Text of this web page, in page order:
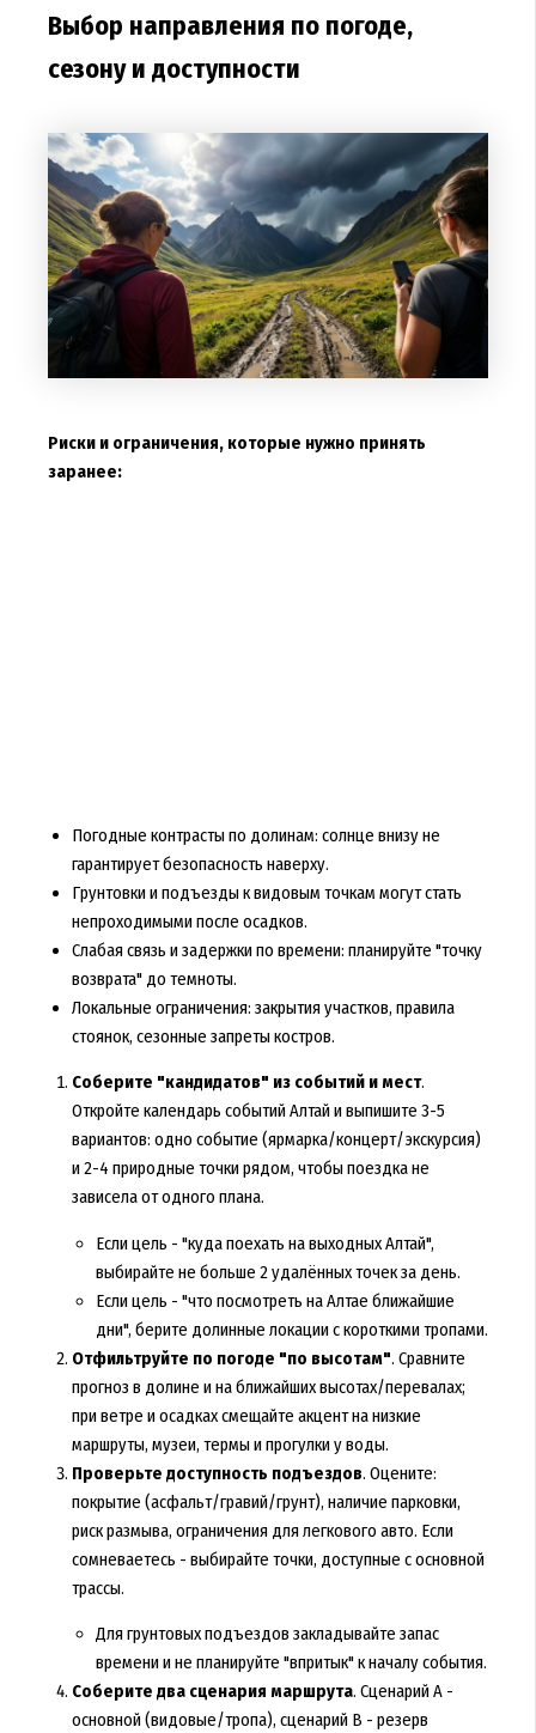
Выбор направления по погоде,
сезону и доступности
Риски и ограничения, которые нужно принять
заранее:
Погодные контрасты по долинам: солнце внизу не
гарантирует безопасность наверху.
Грунтовки и подъезды к видовым точкам могут стать
непроходимыми после осадков.
Слабая связь и задержки по времени: планируйте "точку
возврата" до темноты.
Локальные ограничения: закрытия участков, правила
стоянок, сезонные запреты костров.
Соберите "кандидатов" из событий и мест.
Откройте календарь событий Алтай и выпишите 3-5
вариантов: одно событие (ярмарка/концерт/экскурсия)
и 2-4 природные точки рядом, чтобы поездка не
зависела от одного плана.
Если цель - "куда поехать на выходных Алтай",
выбирайте не больше 2 удалённых точек за день.
Если цель - "что посмотреть на Алтае ближайшие
дни", берите долинные локации с короткими тропами.
Отфильтруйте по погоде "по высотам". Сравните
прогноз в долине и на ближайших высотах/перевалах;
при ветре и осадках смещайте акцент на низкие
маршруты, музеи, термы и прогулки у воды.
Проверьте доступность подъездов. Оцените:
покрытие (асфальт/гравий/грунт), наличие парковки,
риск размыва, ограничения для легкового авто. Если
сомневаетесь - выбирайте точки, доступные с основной
трассы.
Для грунтовых подъездов закладывайте запас
времени и не планируйте "впритык" к началу события.
Соберите два сценария маршрута. Сценарий A -
основной (видовые/тропа), сценарий B - резерв